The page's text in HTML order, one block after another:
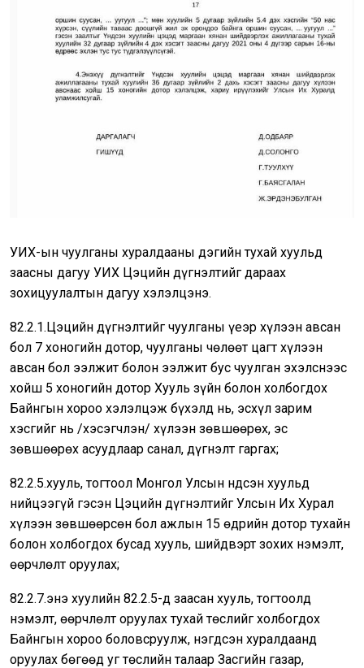
УИХ-ын чуулганы хуралдааны дэгийн тухай хуульд
заасны дагуу УИХ Цэцийн дүгнэлтийг дараах
зохицуулалтын дагуу хэлэлцэнэ.
82.2.1.Цэцийн дүгнэлтийг чуулганы үеэр хүлээн авсан
бол 7 хоногийн дотор, чуулганы чөлөөт цагт хүлээн
авсан бол ээлжит болон ээлжит бус чуулган эхэлснээс
хойш 5 хоногийн дотор Хууль зүйн болон холбогдох
Байнгын хороо хэлэлцэж бүхэлд нь, эсхүл зарим
хэсгийг нь /хэсэгчлэн/ хүлээн зөвшөөрөх, эс
зөвшөөрөх асуудлаар санал, дүгнэлт гаргах;
82.2.5.хууль, тогтоол Монгол Улсын Үндсэн хуульд
нийцээгүй гэсэн Цэцийн дүгнэлтийг Улсын Их Хурал
хүлээн зөвшөөрсөн бол ажлын 15 өдрийн дотор тухайн
болон холбогдох бусад хууль, шийдвэрт зохих нэмэлт,
өөрчлөлт оруулах;
82.2.7.энэ хуулийн 82.2.5-д заасан хууль, тогтоолд
нэмэлт, өөрчлөлт оруулах тухай төслийг холбогдох
Байнгын хороо боловсруулж, нэгдсэн хуралдаанд
оруулах бөгөөд уг төслийн талаар Засгийн газар,